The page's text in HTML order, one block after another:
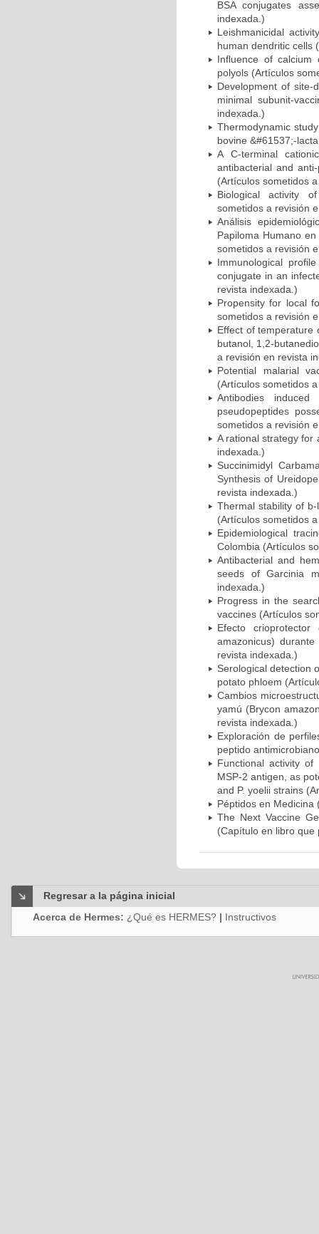
BSA conjugates
indexada.)
Leishmanicidal
human dendritic cells
Influence of calcium
polyols (Artículos
Development of site-
minimal subunit-
indexada.)
Thermodynamic
bovine &#61537;-
A C-terminal
antibacterial and
(Artículos sometidos
Biological activity
sometidos a revisión
Análisis
Papiloma Humano
sometidos a revisión
Immunological
conjugate in an
revista indexada.)
Propensity for local
sometidos a revisión
Effect of temperature
butanol, 1,2-
a revisión en revista
Potential malarial
(Artículos sometidos
Antibodies induced
pseudopeptides
sometidos a revisión
A rational strategy for
indexada.)
Succinimidyl
Synthesis of
revista indexada.)
Thermal stability of
(Artículos sometidos
Epidemiological
Colombia (Artículos
Antibacterial and
seeds of Garcinia
indexada.)
Progress in the
vaccines (Artículos
Efecto
amazonicus)
revista indexada.)
Serological detection
potato phloem
Cambios
yamú (Brycon
revista indexada.)
Exploración de
peptido
Functional activity of
MSP-2 antigen, as
and P. yoelii strains
Péptidos en
The Next Vaccine
(Capítulo en libro que
Regresar a la página inicial
Acerca de Hermes: ¿Qué es HERMES? | Instructivos